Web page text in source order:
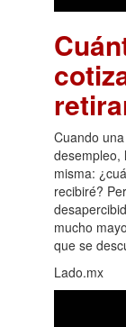
Cuando
desempleo,
misma:
recibiré?
mucho
que se
Lado.mx